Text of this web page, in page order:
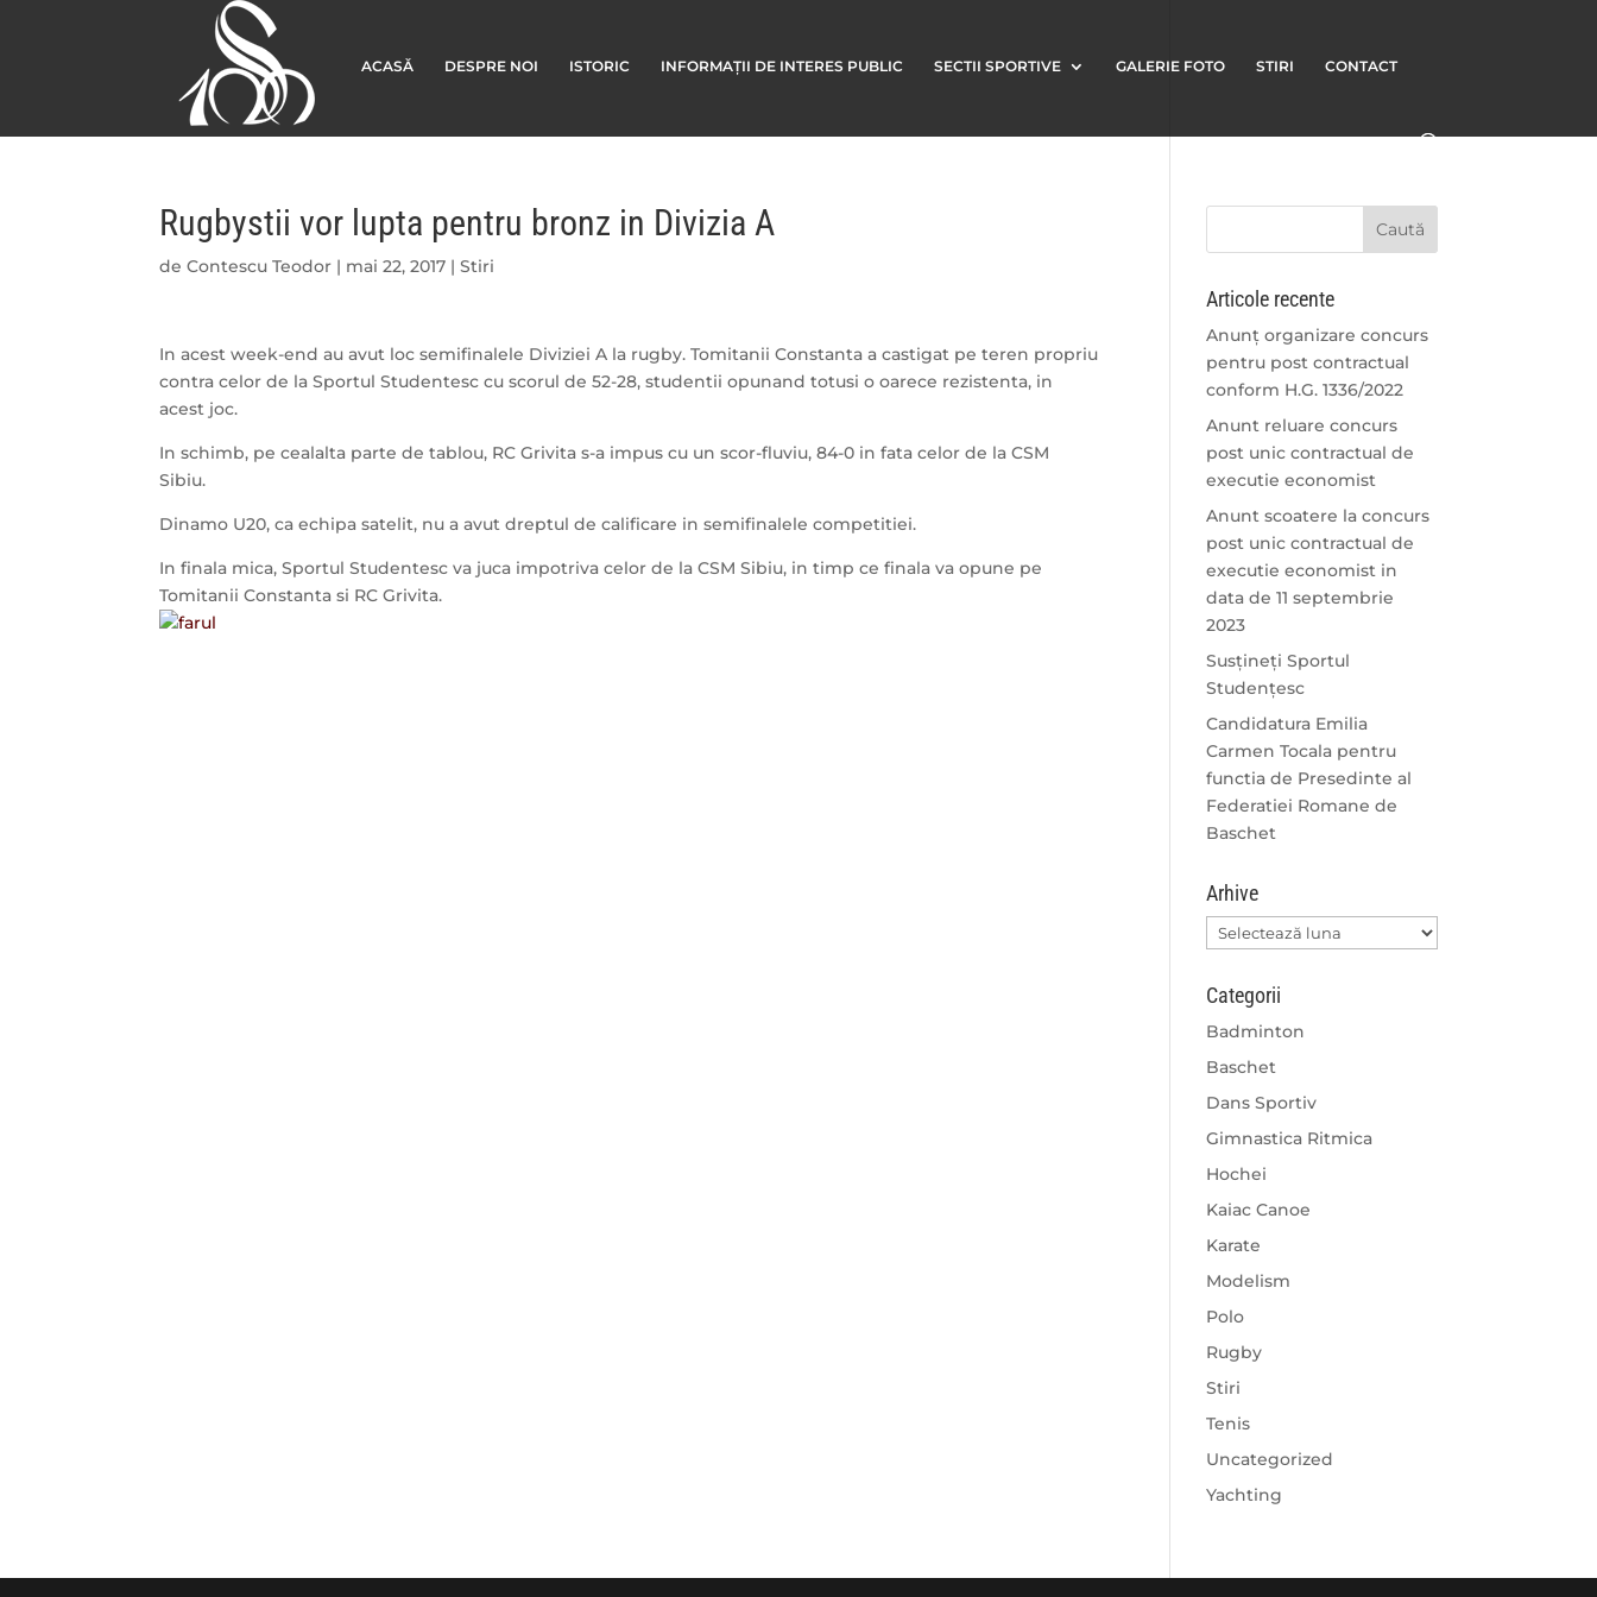
ACASĂ DESPRE NOI ISTORIC INFORMAȚII DE INTERES PUBLIC SECTII SPORTIVE GALERIE FOTO STIRI CONTACT
Rugbystii vor lupta pentru bronz in Divizia A
deContescu Teodor | mai 22, 2017 |Stiri
In acest week-end au avut loc semifinalele Diviziei A la rugby. Tomitanii Constanta a castigat pe teren propriu
contra celor de la Sportul Studentesc cu scorul de 52-28, studentii opunand totusi o oarece rezistenta, in
acest joc.
In schimb, pe cealalta parte de tablou, RC Grivita s-a impus cu un scor-fluviu, 84-0 in fata celor de la CSM
Sibiu.
Dinamo U20, ca echipa satelit, nu a avut dreptul de calificare in semifinalele competitiei.
​In finala mica, Sportul Studentesc va juca impotriva celor de la CSM Sibiu, in timp ce finala va opune pe
Tomitanii Constanta si RC Grivita.
Articole recente
Anunț organizare concurs
pentru post contractual
conform H.G. 1336/2022
Anunt reluare concurs
post unic contractual de
executie economist
Anunt scoatere la concurs
post unic contractual de
executie economist in
data de 11 septembrie
2023
Susțineți Sportul
Studențesc
Candidatura Emilia
Carmen Tocala pentru
functia de Presedinte al
Federatiei Romane de
Baschet
Arhive
Arhive
Categorii
Badminton
Baschet
Dans Sportiv
Gimnastica Ritmica
Hochei
Kaiac Canoe
Karate
Modelism
Polo
Rugby
Stiri
Tenis
Uncategorized
Yachting